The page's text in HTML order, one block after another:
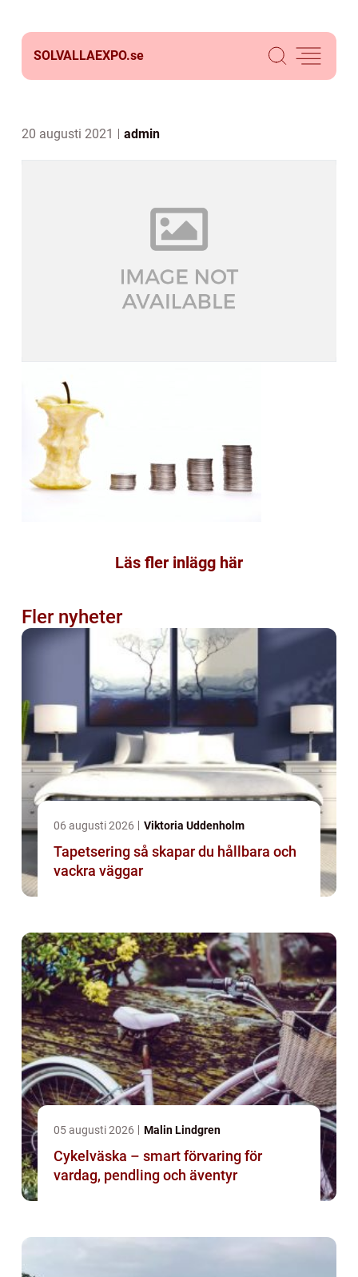
SOLVALLAEXPO.se
20 augusti 2021 admin
Läs fler inlägg här
Fler nyheter
06 augusti 2026 Viktoria Uddenholm
Tapetsering så skapar du hållbara och
vackra väggar
05 augusti 2026 Malin Lindgren
Cykelväska – smart förvaring för
vardag, pendling och äventyr